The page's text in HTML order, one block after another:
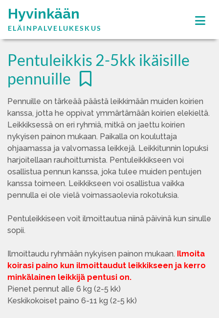
Hyvinkään
ELÄINPALVELUKESKUS
Pentuleikkis 2-5kk ikäisille
pennuille
Pennuille on tärkeää päästä leikkimään muiden koirien
kanssa, jotta he oppivat ymmärtämään koirien elekieltä.
Leikkiksessä on eri ryhmiä, mitkä on jaettu koirien
nykyisen painon mukaan. Paikalla on kouluttaja
ohjaamassa ja valvomassa leikkejä. Leikkitunnin lopuksi
harjoitellaan rauhoittumista. Pentuleikkikseen voi
osallistua pennun kanssa, joka tulee muiden pentujen
kanssa toimeen. Leikkikseen voi osallistua vaikka
pennulla ei ole vielä voimassaolevia rokotuksia.
Pentuleikkiseen voit ilmoittautua niinä päivinä kun sinulle
sopii.
Ilmoittaudu ryhmään nykyisen painon mukaan. Ilmoita
koirasi paino kun ilmoittaudut leikkikseen ja kerro
minkälainen leikkijä pentusi on.
Pienet pennut alle 6 kg (2-5 kk)
Keskikokoiset paino 6-11 kg (2-5 kk)